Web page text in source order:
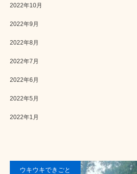
2022年10月
2022年9月
2022年8月
2022年7月
2022年6月
2022年5月
2022年1月
ウキウキできごと